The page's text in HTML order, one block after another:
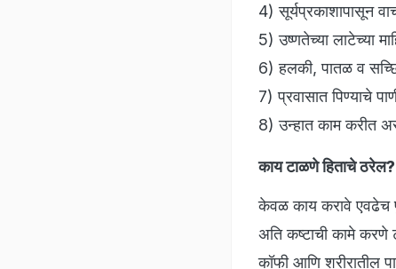
4) सूर्यप्रकाशापासून
5) उष्णतेच्या लाटेच्या
6) हलकी, पातळ व
7) प्रवासात पिण्याचे
8) उन्हात काम करीत
काय टाळणे हिताचे ठरेल?
केवळ काय करावे एवढेच
अति कष्टाची कामे करणे
कॉफी आणि शरीरातील